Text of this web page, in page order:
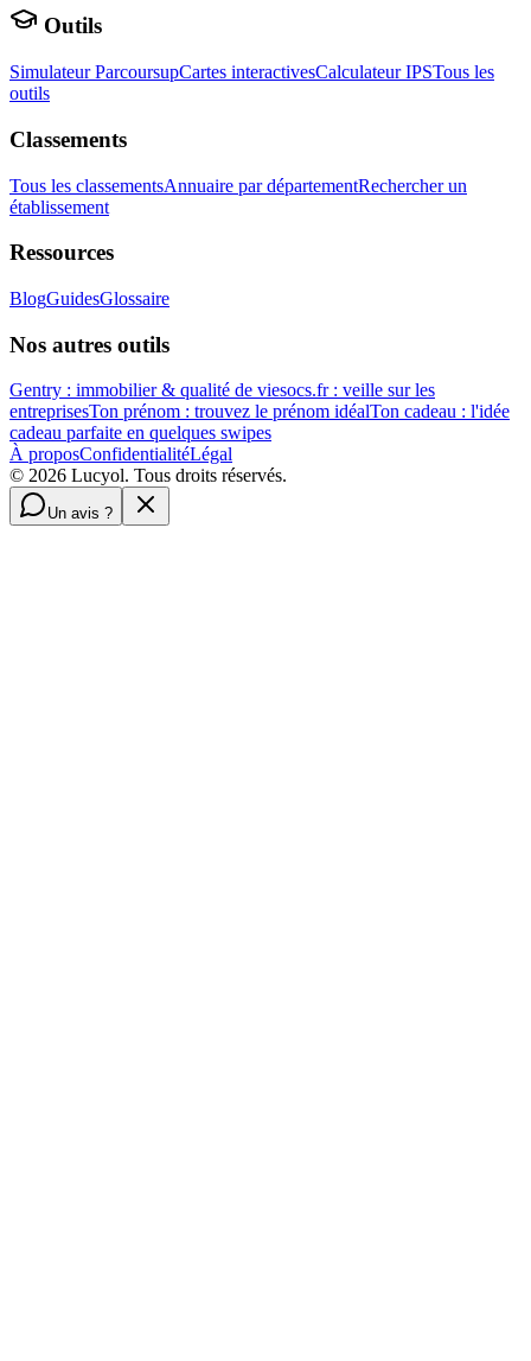
Outils
Simulateur ParcoursupCartes interactivesCalculateur IPSTous les
outils
Classements
Tous les classementsAnnuaire par départementRechercher un
établissement
Ressources
BlogGuidesGlossaire
Nos autres outils
Gentry : immobilier & qualité de viesocs.fr : veille sur les
entreprisesTon prénom : trouvez le prénom idéalTon cadeau : l'idée
cadeau parfaite en quelques swipes
À proposConfidentialitéLégal
© 2026 Lucyol. Tous droits réservés.
Un avis ?